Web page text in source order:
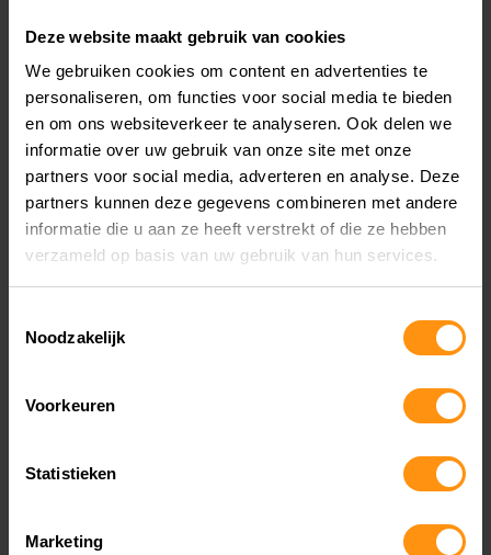
Deze website maakt gebruik van cookies
We gebruiken cookies om content en advertenties te
personaliseren, om functies voor social media te bieden
en om ons websiteverkeer te analyseren. Ook delen we
informatie over uw gebruik van onze site met onze
partners voor social media, adverteren en analyse. Deze
partners kunnen deze gegevens combineren met andere
informatie die u aan ze heeft verstrekt of die ze hebben
verzameld op basis van uw gebruik van hun services.
Noodzakelijk
Voorkeuren
Statistieken
Marketing
opwindende reeks nieuwe kleurstellingen voor